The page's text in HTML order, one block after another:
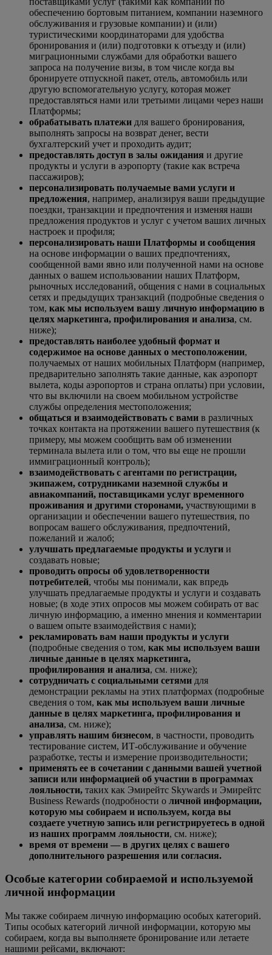
обеспечению бортовым питанием, компании наземного
обслуживания и грузовые компании) и (или)
туристическими координаторами для удобства
бронирования и (или) подготовки к отъезду и (или)
миграционными службами для обработки вашего
запроса на получение визы, в том числе когда вы
бронируете отпускной пакет, отель, автомобиль или
другую вспомогательную услугу, которая может
предоставляться нами или третьими лицами через наши
Платформы;
обрабатывать платежи для вашего бронирования,
выполнять запросы на возврат денег, вести
бухгалтерский учет и проходить аудит;
предоставлять доступ в залы ожидания и другие
продукты и услуги в аэропорту (такие как встреча
пассажиров);
персонализировать получаемые вами услуги и
предложения, например, анализируя ваши предыдущие
поездки, транзакции и предпочтения и изменяя наши
предложения продуктов и услуг с учетом ваших личных
настроек и профиля;
персонализировать наши Платформы и сообщения
на основе информации о ваших предпочтениях,
сообщенной вами явно или полученной нами на основе
данных о вашем использовании наших Платформ,
рыночных исследований, общения с нами в социальных
сетях и предыдущих транзакций (подробные сведения о
том, как мы используем вашу личную информацию в
целях маркетинга, профилирования и анализа, см.
ниже);
предоставлять наиболее удобный формат и
содержимое на основе данных о местоположении,
получаемых от наших мобильных Платформ (например,
предварительно заполнять такие данные, как аэропорт
вылета, коды аэропортов и страна оплаты) при условии,
что вы включили на своем мобильном устройстве
службы определения местоположения;
общаться и взаимодействовать с вами в различных
точках контакта на протяжении вашего путешествия (к
примеру, мы можем сообщить вам об изменении
терминала вылета или о том, что вы еще не прошли
иммиграционный контроль);
взаимодействовать с агентами по регистрации,
экипажем, сотрудниками наземной службы и
авиакомпаний, поставщиками услуг временного
проживания и другими сторонами, участвующими в
организации и обеспечении вашего путешествия, по
вопросам вашего обслуживания, предпочтений,
пожеланий и жалоб;
улучшать предлагаемые продукты и услуги и
создавать новые;
проводить опросы об удовлетворенности
потребителей, чтобы мы понимали, как впредь
улучшать предлагаемые продукты и услуги и создавать
новые; (в ходе этих опросов мы можем собирать от вас
личную информацию, а именно мнения и комментарии
о вашем опыте взаимодействия с нами);
рекламировать вам наши продукты и услуги
(подробные сведения о том, как мы используем ваши
личные данные в целях маркетинга,
профилирования и анализа, см. ниже);
сотрудничать с социальными сетями для
демонстрации рекламы на этих платформах (подробные
сведения о том, как мы используем ваши личные
данные в целях маркетинга, профилирования и
анализа, см. ниже);
управлять нашим бизнесом, в частности, проводить
тестирование систем, ИТ-обслуживание и обучение
разработке, тесты и измерение производительности;
применять ее в сочетании с данными вашей учетной
записи или информацией об участии в программах
лояльности, таких как Эмирейтс Skywards и Эмирейтс
Business Rewards (подробности о личной информации,
которую мы собираем и используем, когда вы
создаете учетную запись или регистрируетесь в одной
из наших программ лояльности, см. ниже);
время от времени — в других целях с вашего
дополнительного разрешения или согласия.
Особые категории собираемой и используемой
личной информации
Мы также собираем личную информацию особых категорий.
Типы особых категорий личной информации, которую мы
собираем, когда вы выполняете бронирование или летаете
нашими рейсами, включают: